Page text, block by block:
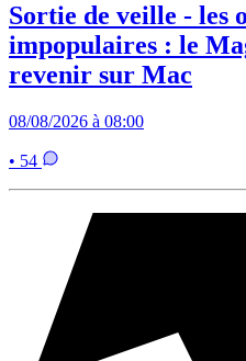
Sortie de veille - les
impopulaires : le
revenir sur Mac
08/08/2026 à 08:00
• 54